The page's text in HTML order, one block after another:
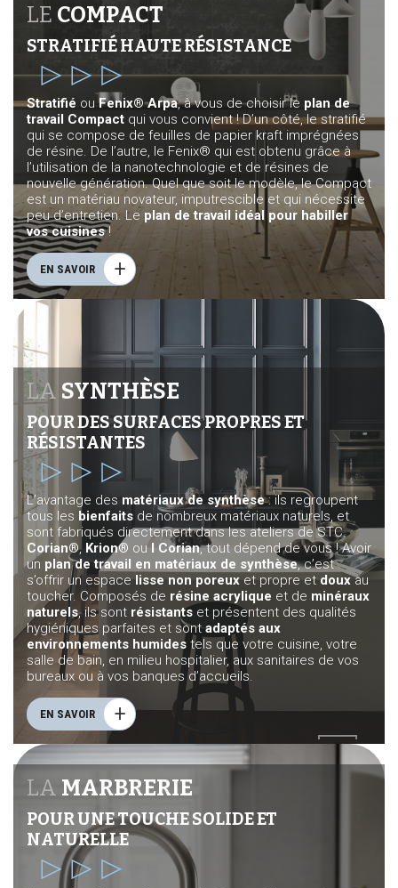
LE COMPACT
STRATIFIÉ HAUTE RÉSISTANCE
Stratifié ouFenix® Arpa, à vous de choisir le plan de
travail Compact qui vous convient ! D’un côté, le stratifié
qui se compose de feuilles de papier kraft imprégnées
de résine. De l’autre, le Fenix® qui est obtenu grâce à
l’utilisation de la nanotechnologie et de résines de
nouvelle génération. Quel que soit le modèle, le Compact
est un matériau novateur, imputrescible et qui nécessite
peu d’entretien. Le plan de travail idéal pour habiller
vos cuisines!
EN SAVOIR
LA SYNTHÈSE
POUR DES SURFACES PROPRES ET
RÉSISTANTES
L’avantage des matériaux de synthèse: ils regroupent
tous les bienfaits de nombreux matériaux naturels, et
sont fabriqués directement dans les ateliers de STC.
Corian®, Krion® ou I Corian, tout dépend de vous ! Avoir
un plan de travail en matériaux de synthèse, c’est
s’offrir un espacelisse non poreux et propre et douxau
toucher. Composés de résine acrylique et de minéraux
naturels, ils sont résistants et présentent des qualités
hygiéniques parfaites et sontadaptés aux
environnements humides tels que votre cuisine, votre
salle de bain, en milieu hospitalier, aux sanitaires de vos
bureaux ou à vos banques d’accueils.
EN SAVOIR
LA MARBRERIE
POUR UNE TOUCHE SOLIDE ET
NATURELLE